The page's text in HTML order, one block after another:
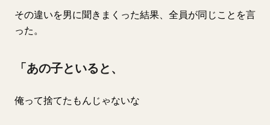
その違いを男に聞きまくった結果、全員が同じことを言
った。
「あの子といると、
俺って捨てたもんじゃないな